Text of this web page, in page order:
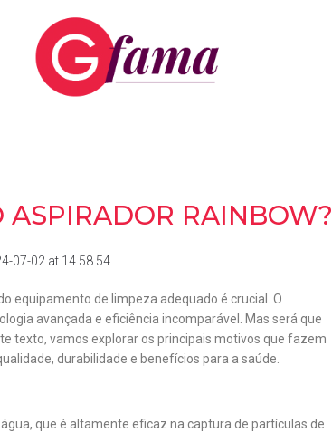
RAINBOW?
equipamento de limpeza adequado é crucial. O
avançada e eficiência incomparável. Mas será que
texto, vamos explorar os principais motivos que fazem
durabilidade e benefícios para a saúde.
que é altamente eficaz na captura de partículas de